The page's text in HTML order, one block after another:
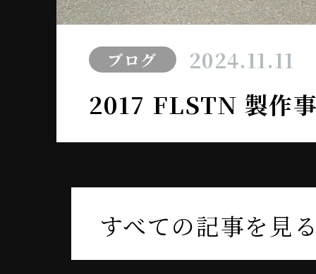
ブログ 2024.11.11
2017 FLSTN 製作
すべての記事を見